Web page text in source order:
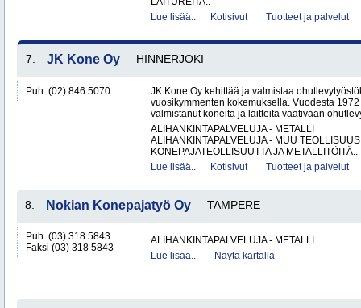
Lue lisää..
Kotisivut Tuotteet ja palvelut
7. JK Kone Oy HINNERJOKI
Puh. (02) 846 5070
JK Kone Oy kehittää ja valmistaa
vuosikymmenten kokemuksella. Vuodesta
valmistanut koneita ja laitteita vaativaan
ALIHANKINTAPALVELUJA - METALLI
ALIHANKINTAPALVELUJA - MUU TEOLLISUUS
KONEPAJATEOLLISUUTTA JA METALLITÖITÄ..
Lue lisää..
Kotisivut Tuotteet ja palvelut
8. Nokian Konepajatyö Oy TAMPERE
Puh. (03) 318 5843
Faksi (03) 318 5843
ALIHANKINTAPALVELUJA - METALLI
Lue lisää..
Näytä kartalla